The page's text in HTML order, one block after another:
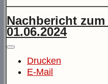
Nachbericht
01.06.2024
Drucken
E-Mail